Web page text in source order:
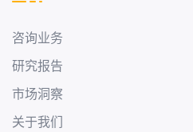
咨询业务
研究报告
市场洞察
关于我们